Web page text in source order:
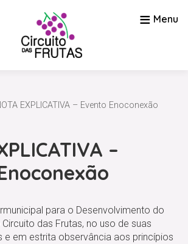
≡ Menu
EXPLICATIVA – Evento Enoconexão
–
para o Desenvolvimento do
das Frutas, no uso de suas
e em estrita observância aos princípios